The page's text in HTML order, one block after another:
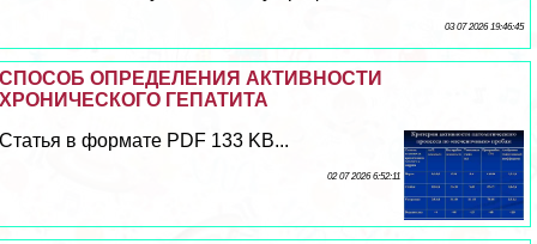
03 07 2026 19:46:45
СПОСОБ ОПРЕДЕЛЕНИЯ АКТИВНОСТИ
ХРОНИЧЕСКОГО ГЕПАТИТА
Статья в формате PDF 133 KB...
02 07 2026 6:52:11